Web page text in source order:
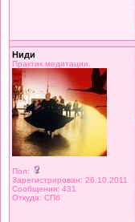
Ниди
Практик медитации.
Пол:
Зарегистрирован: 26.10.2011
Сообщения: 431
Откуда: СПб